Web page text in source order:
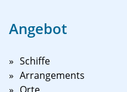
Angebot
Schiffe
Arrangements
Orte